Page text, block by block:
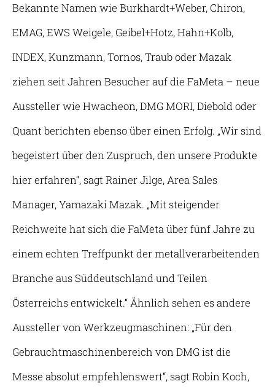
Bekannte Namen wie Burkhardt+Weber, Chiron,
EMAG, EWS Weigele, Geibel+Hotz, Hahn+Kolb,
INDEX, Kunzmann, Tornos, Traub oder Mazak
ziehen seit Jahren Besucher auf die FaMeta – neue
Aussteller wie Hwacheon, DMG MORI, Diebold oder
Quant berichten ebenso über einen Erfolg. „Wir sind
begeistert über den Zuspruch, den unsere Produkte
hier erfahren“, sagt Rainer Jilge, Area Sales
Manager, Yamazaki Mazak. „Mit steigender
Reichweite hat sich die FaMeta über fünf Jahre zu
einem echten Treffpunkt der metallverarbeitenden
Branche aus Süddeutschland und Teilen
Österreichs entwickelt.“ Ähnlich sehen es andere
Aussteller von Werkzeugmaschinen: „Für den
Gebrauchtmaschinenbereich von DMG ist die
Messe absolut empfehlenswert“, sagt Robin Koch,